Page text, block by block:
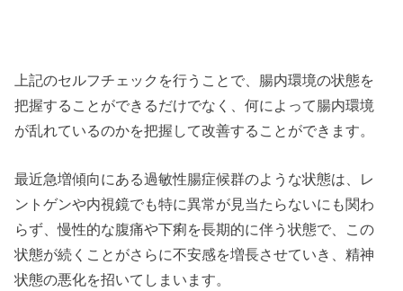
上記のセルフチェックを行うことで、腸内環境の状態を
把握することができるだけでなく、何によって腸内環境
が乱れているのかを把握して改善することができます。
最近急増傾向にある過敏性腸症候群のような状態は、レ
ントゲンや内視鏡でも特に異常が見当たらないにも関わ
らず、慢性的な腹痛や下痢を長期的に伴う状態で、この
状態が続くことがさらに不安感を増長させていき、精神
状態の悪化を招いてしまいます。